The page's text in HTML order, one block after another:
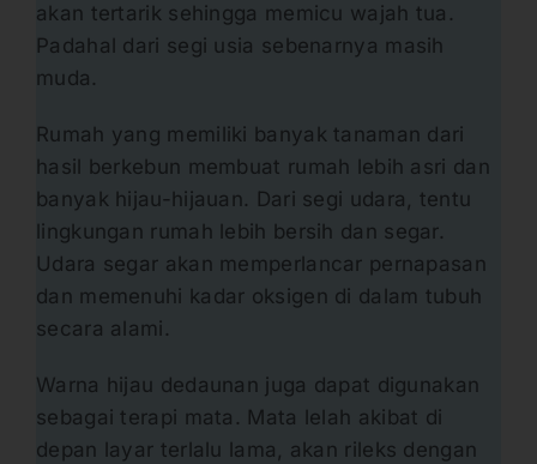
akan tertarik sehingga memicu wajah tua.
Padahal dari segi usia sebenarnya masih
muda.
Rumah yang memiliki banyak tanaman dari
hasil berkebun membuat rumah lebih asri dan
banyak hijau-hijauan. Dari segi udara, tentu
lingkungan rumah lebih bersih dan segar.
Udara segar akan memperlancar pernapasan
dan memenuhi kadar oksigen di dalam tubuh
secara alami.
Warna hijau dedaunan juga dapat digunakan
sebagai terapi mata. Mata lelah akibat di
depan layar terlalu lama, akan rileks dengan